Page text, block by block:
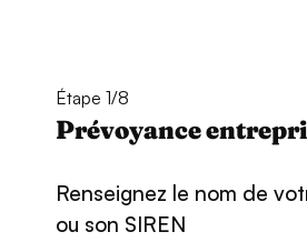
Étape 1/8
Prévoyance
Renseignez le nom de
ou son SIREN